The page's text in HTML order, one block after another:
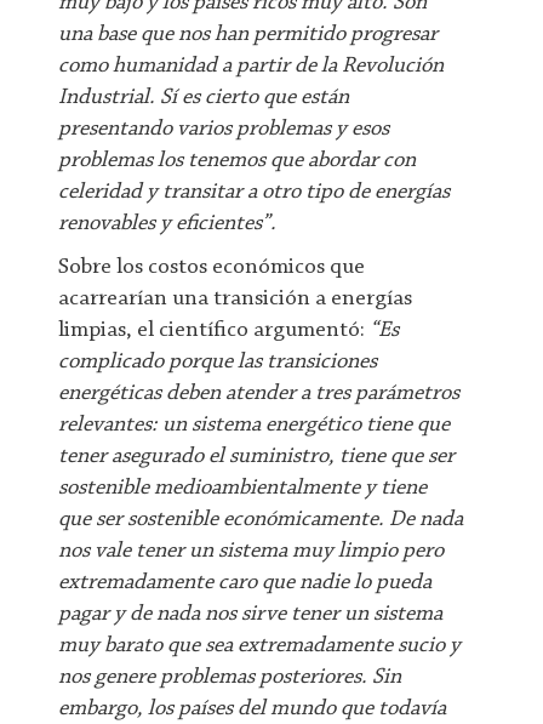
una base que nos han permitido progresar
como humanidad a partir de la Revolución
Industrial. Sí es cierto que están
presentando varios problemas y esos
problemas los tenemos que abordar con
celeridad y transitar a otro tipo de energías
renovables y eficientes”.
Sobre los costos económicos que
acarrearían una transición a energías
limpias, el científico argumentó: “Es
complicado porque las transiciones
energéticas deben atender a tres parámetros
relevantes: un sistema energético tiene que
tener asegurado el suministro, tiene que ser
sostenible medioambientalmente y tiene
que ser sostenible económicamente. De nada
nos vale tener un sistema muy limpio pero
extremadamente caro que nadie lo pueda
pagar y de nada nos sirve tener un sistema
muy barato que sea extremadamente sucio y
nos genere problemas posteriores. Sin
embargo, los países del mundo que todavía